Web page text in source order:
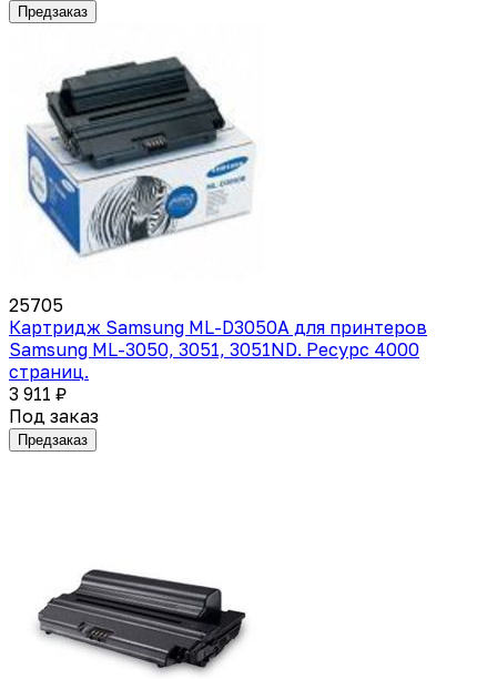
Предзаказ
25705
Картридж Samsung ML-D3050A для принтеров
Samsung ML-3050, 3051, 3051ND. Ресурс 4000
страниц.
3 911 ₽
Под заказ
Предзаказ